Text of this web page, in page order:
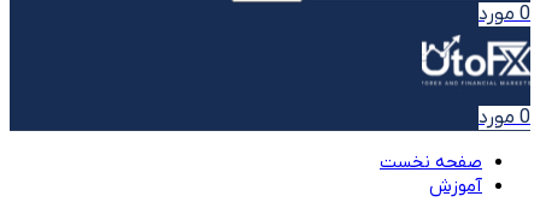
0 مورد
0 مورد
صفحه نخست
آموزش